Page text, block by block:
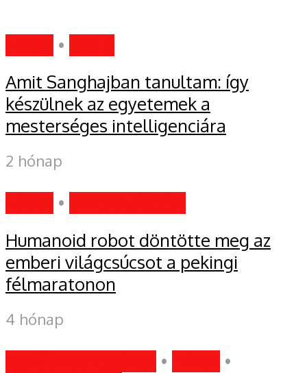
•
Amit Sanghajban tanultam: így
készülnek az egyetemek a
mesterséges intelligenciára
2 hónap
•
Humanoid robot döntötte meg az
emberi világcsúcsot a pekingi
félmaratonon
4 hónap
•
•